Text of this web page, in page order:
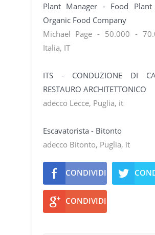
Plant Manager - Food
Organic Food Company
Michael Page - 50.000 -
Italia, IT
ITS - CONDUZIONE DI
RESTAURO ARCHITETTONICO
adecco Lecce, Puglia, it
Escavatorista - Bitonto
adecco Bitonto, Puglia, it
CONDIVIDI
CONDIVIDI